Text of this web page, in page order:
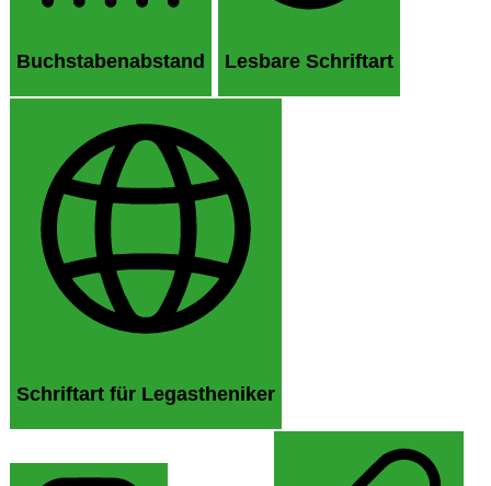
Buchstabenabstand Lesbare Schriftart
Schriftart für Legastheniker